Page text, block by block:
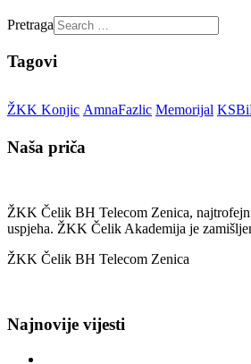
Pretraga
Tagovi
ŽKK Konjic AmnaFazlic Memorijal
Naša priča
ŽKK Čelik BH Telecom Zenica,
uspjeha. ŽKK Čelik Akademija je
ŽKK Čelik BH Telecom Zenica
Najnovije vijesti